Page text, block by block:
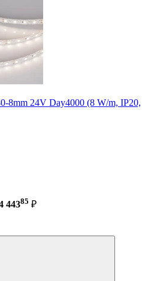
8mm 24V Day4000 (8 W/m, IP20,
44385 ₽